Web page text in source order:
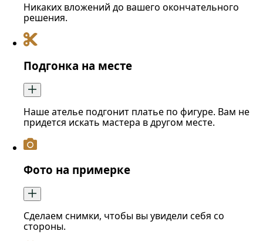
Никаких вложений до вашего окончательного
решения.
Подгонка на месте
Наше ателье подгонит платье по фигуре. Вам не
придется искать мастера в другом месте.
Фото на примерке
Сделаем снимки, чтобы вы увидели себя со
стороны.